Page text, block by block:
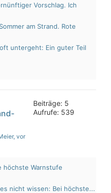
Vorschlag. Ich
am Strand. Rote
untergeht: Ein guter Teil
, vor
Beiträge: 5
Aufrufe: 539
höchste Warnstufe
nicht wissen: Bei höchste...